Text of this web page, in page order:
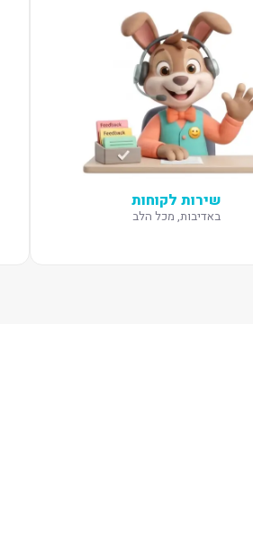
שירות לקוחות
באדיבות, מכל הלב